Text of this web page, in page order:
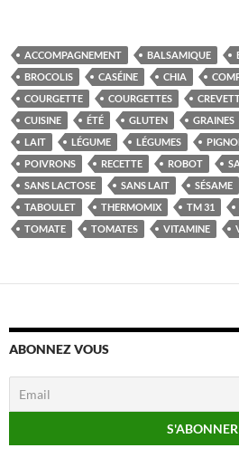
ACCOMPAGNEMENT BALSAMIQUE
BROCOLIS
CASÉINE CHIA
COURGETTE
COURGETTES
CUISINE
ÉTÉ GLUTEN GRAINES
LAIT
LÉGUME LÉGUMES
POIVRONS
RECETTE ROBOT
SANS LACTOSE
SANS LAIT SÉSAME
TABOULET
THERMOMIX TM 31
TOMATE
TOMATES VITAMINE
ABONNEZ VOUS